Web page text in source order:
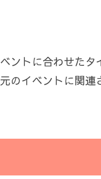
トに合わせたタ
イベントに関